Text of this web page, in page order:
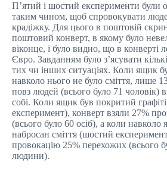
П’ятий і шостий експерименти були
таким чином, щоб спровокувати
крадіжку. Для цього в поштовій
поштовий конверт, в якому було
віконце, і було видно, що в конверті
Євро. Завданням було з’ясувати
тих чи інших ситуаціях. Коли ящик
навколо нього не було сміття, лише
повз людей (всього було 71 чоловік)
собі. Коли ящик був покритий
експеримент), конверт взяли 27%
(всього було 60 осіб), а коли навколо
набросан сміття (шостий
провокацію 25% перехожих (всього
людини).